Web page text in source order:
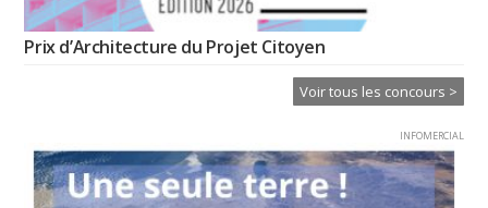
Prix d’Architecture du Projet Citoyen
Voir tous les concours >
INFOMERCIAL